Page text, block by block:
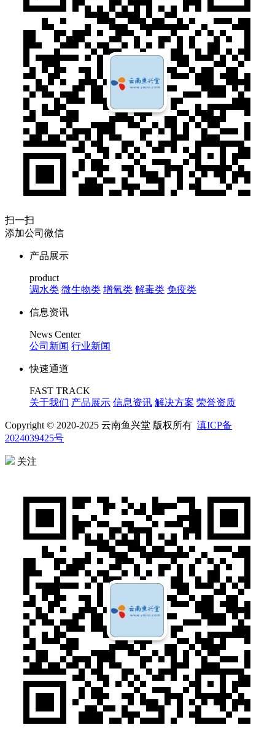
扫一扫
添加公司微信
产品展示
product
调水类 微生物类 增氧类 解毒类 免疫类
信息资讯
News Center
公司新闻 行业新闻
快速通道
FAST TRACK
关于我们 产品展示 信息资讯 解决方案 荣誉资质
Copyright © 2020-2025 云南鱼兴堂 版权所有 滇ICP备
2024039425号
关注